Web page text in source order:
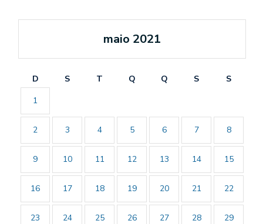
maio 2021
D S T Q Q S
S
1
2 3 4 5 6 7 8
9 10 11 12 13 14 15
16 17 18 19 20 21 22
23 24 25 26 27 28 29